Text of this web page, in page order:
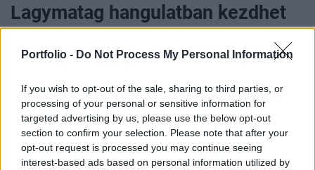
Portfolio - Do Not Process My Personal Information
If you wish to opt-out of the sale, sharing to third parties, or
processing of your personal or sensitive information for
targeted advertising by us, please use the below opt-out
section to confirm your selection. Please note that after your
opt-out request is processed you may continue seeing
interest-based ads based on personal information utilized by
Lagymatag hangulatban kezdhet
Amerika is
2012. június 20. 13:36
Az európai tőzsdék lényegében egész nap egy
helyben mozognak, és a jelek szerint a
tengerentúlon is álmos nyitás jöhet, a határidős